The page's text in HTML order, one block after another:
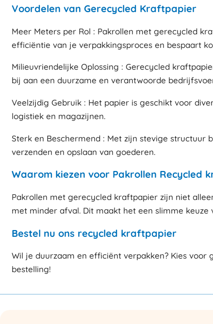
Voordelen van Gerecycled Kraftpapier
Meer Meters per Rol : Pakrollen met gerecycled
efficiëntie van je verpakkingsproces en bespaart
Milieuvriendelijke Oplossing : Gerecycled
bij aan een duurzame en verantwoorde
Veelzijdig Gebruik : Het papier is geschikt voor
logistiek en magazijnen.
Sterk en Beschermend : Met zijn stevige
verzenden en opslaan van goederen.
Waarom kiezen voor Pakrollen Recycled
Pakrollen met gerecycled kraftpapier zijn niet
met minder afval. Dit maakt het een slimme
Bestel nu ons recycled kraftpapier
Wil je duurzaam en efficiënt verpakken? Kies
bestelling!